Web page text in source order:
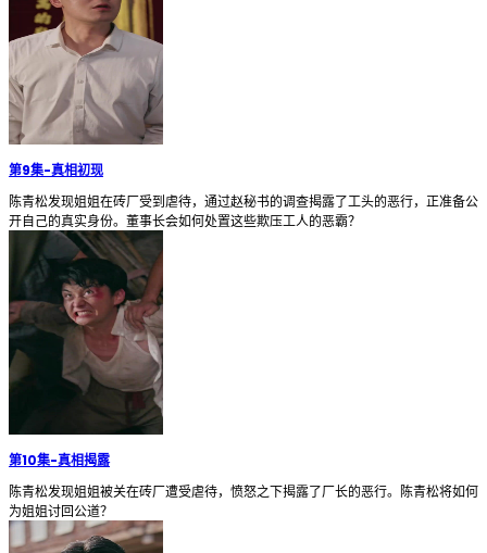
第9集-真相初现
陈青松发现姐姐在砖厂受到虐待，通过赵秘书的调查揭露了工头的恶行，正准备公
开自己的真实身份。董事长会如何处置这些欺压工人的恶霸？
第10集-真相揭露
陈青松发现姐姐被关在砖厂遭受虐待，愤怒之下揭露了厂长的恶行。陈青松将如何
为姐姐讨回公道？